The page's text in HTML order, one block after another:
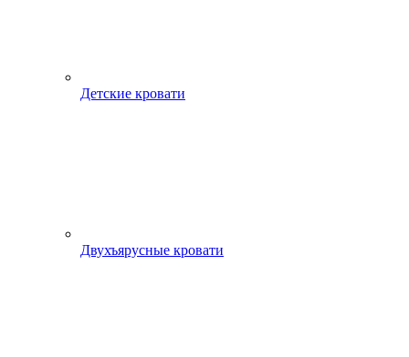
Детские кровати
Двухъярусные кровати